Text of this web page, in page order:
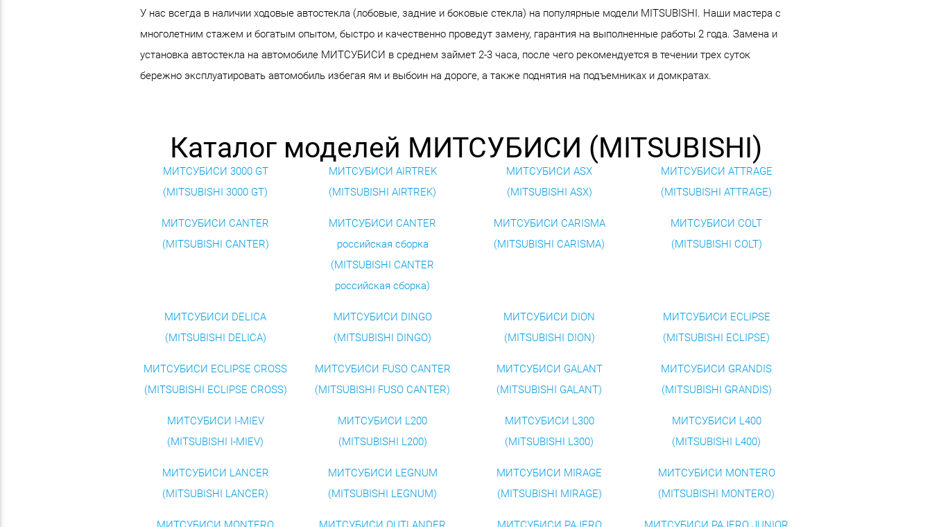
У нас всегда в наличии ходовые автостекла (лобовые, задние и боковые стекла) на популярные модели MITSUBISHI. Наши мастера с
многолетним стажем и богатым опытом, быстро и качественно проведут замену, гарантия на выполненные работы 2 года. Замена и
установка автостекла на автомобиле МИТСУБИСИ в среднем займет 2-3 часа, после чего рекомендуется в течении трех суток
бережно эксплуатировать автомобиль избегая ям и выбоин на дороге, а также поднятия на подъемниках и домкратах.
Каталог моделей МИТСУБИСИ (MITSUBISHI)
МИТСУБИСИ 3000 GT
(MITSUBISHI 3000 GT)
МИТСУБИСИ AIRTREK
(MITSUBISHI AIRTREK)
МИТСУБИСИ ASX
(MITSUBISHI ASX)
МИТСУБИСИ ATTRAGE
(MITSUBISHI ATTRAGE)
МИТСУБИСИ CANTER
(MITSUBISHI CANTER)
МИТСУБИСИ CANTER
российская сборка
(MITSUBISHI CANTER
российская сборка)
МИТСУБИСИ CARISMA
(MITSUBISHI CARISMA)
МИТСУБИСИ COLT
(MITSUBISHI COLT)
МИТСУБИСИ DELICA
(MITSUBISHI DELICA)
МИТСУБИСИ DINGO
(MITSUBISHI DINGO)
МИТСУБИСИ DION
(MITSUBISHI DION)
МИТСУБИСИ ECLIPSE
(MITSUBISHI ECLIPSE)
МИТСУБИСИ ECLIPSE CROSS
(MITSUBISHI ECLIPSE CROSS)
МИТСУБИСИ FUSO CANTER
(MITSUBISHI FUSO CANTER)
МИТСУБИСИ GALANT
(MITSUBISHI GALANT)
МИТСУБИСИ GRANDIS
(MITSUBISHI GRANDIS)
МИТСУБИСИ I-MIEV
(MITSUBISHI I-MIEV)
МИТСУБИСИ L200
(MITSUBISHI L200)
МИТСУБИСИ L300
(MITSUBISHI L300)
МИТСУБИСИ L400
(MITSUBISHI L400)
МИТСУБИСИ LANCER
(MITSUBISHI LANCER)
МИТСУБИСИ LEGNUM
(MITSUBISHI LEGNUM)
МИТСУБИСИ MIRAGE
(MITSUBISHI MIRAGE)
МИТСУБИСИ MONTERO
(MITSUBISHI MONTERO)